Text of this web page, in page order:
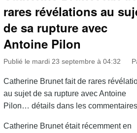
rares révélations au
de sa rupture avec
Antoine Pilon
Publié le mardi 23 septembre à 04:32
Catherine Brunet fait de rares
au sujet de sa rupture avec Antoine
Pilon… détails dans les
Catherine Brunet était récemment en